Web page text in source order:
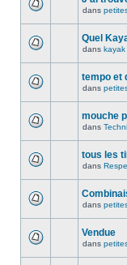
dans
Quel
dans kayak
tempo et
dans
mouche
dans
tous les
dans
dans
Vendue
dans